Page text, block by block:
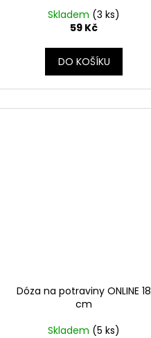
Skladem (3 ks)
59 Kč
DO KOŠÍKU
Dóza na potraviny ONLINE 18
cm
Skladem (5 ks)